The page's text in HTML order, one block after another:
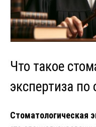
Что такое
экспертиза
Стоматологическая